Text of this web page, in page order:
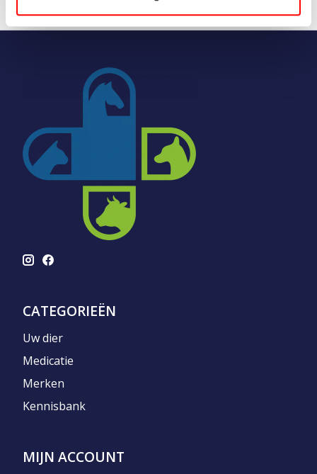
CATEGORIEËN
Uw dier
Medicatie
Merken
Kennisbank
MIJN ACCOUNT